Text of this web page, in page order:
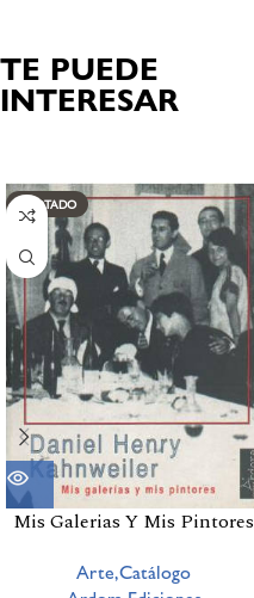
TE PUEDE
INTERESAR
AGOTADO
Mis Galerias Y Mis Pintores
Arte,Catálogo